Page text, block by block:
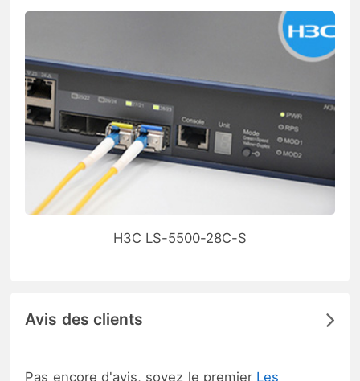
H3C LS-5500-28C-S
Avis des clients
Pas encore d'avis, soyez le premier Les